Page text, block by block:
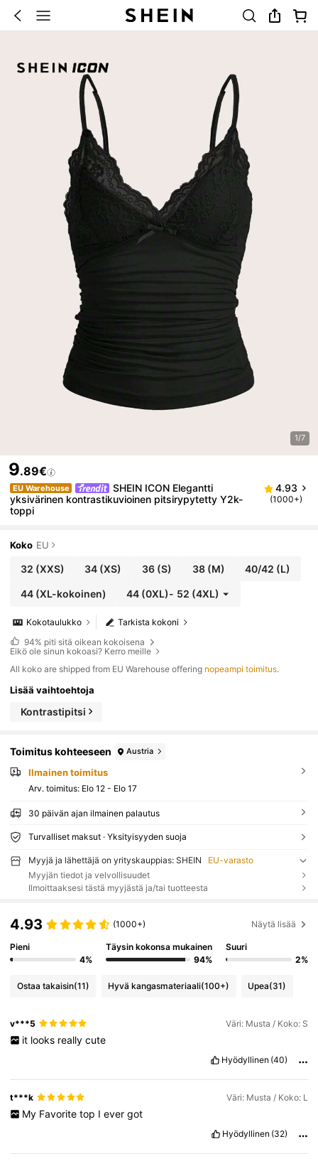
1/7
9.89€
EU Warehouse
SHEIN ICON Elegantti
yksivärinen kontrastikuvioinen pitsirypytetty Y2k-
toppi
4.93
(1000+)
Koko EU
32 (XXS) 34 (XS) 36(S) 38(M) 40/42 (L)
44(XL-kokoinen) 44 (0XL)- 52 (4XL)
Tarkista kokoni
Kokotaulukko
94% piti sitä oikean kokoisena
Eikö ole sinun kokoasi? Kerro meille
All koko are shipped from EU Warehouse offering nopeampi toimitus.
Lisää vaihtoehtoja
Kontrastipitsi
Toimitus kohteeseen Austria
Ilmainen toimitus
Arv. toimitus: Elo 12 - Elo 17
30 päivän ajan ilmainen palautus
Turvalliset maksut · Yksityisyyden suoja
Myyjä ja lähettäjä on yrityskauppias: SHEIN
EU-varasto
Myyjän tiedot ja velvollisuudet
Ilmoittaaksesi tästä myyjästä ja/tai tuotteesta
4.93 (1000+) Näytä lisää
Pieni
4%
Täysin kokonsa mukainen
94%
Suuri
2%
Ostaa takaisin(11) Hyvä kangasmateriaali(100+) Upea(31)
v***5 Väri: Musta / Koko: S
it looks really cute
Hyödyllinen (40)
t***k Väri: Musta / Koko: L
My Favorite top I ever got
Hyödyllinen (32)